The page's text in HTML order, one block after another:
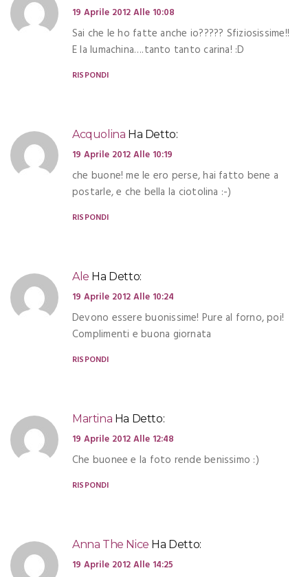
19 Aprile 2012 Alle 10:08
Sai che le ho fatte anche io????? Sfiziosissime!!
E la lumachina….tanto tanto carina! :D
RISPONDI
Acquolina Ha Detto:
19 Aprile 2012 Alle 10:19
che buone! me le ero perse, hai fatto bene a
postarle, e che bella la ciotolina :-)
RISPONDI
Ale Ha Detto:
19 Aprile 2012 Alle 10:24
Devono essere buonissime! Pure al forno, poi!
Complimenti e buona giornata
RISPONDI
Martina Ha Detto:
19 Aprile 2012 Alle 12:48
Che buonee e la foto rende benissimo :)
RISPONDI
Anna The Nice Ha Detto:
19 Aprile 2012 Alle 14:25